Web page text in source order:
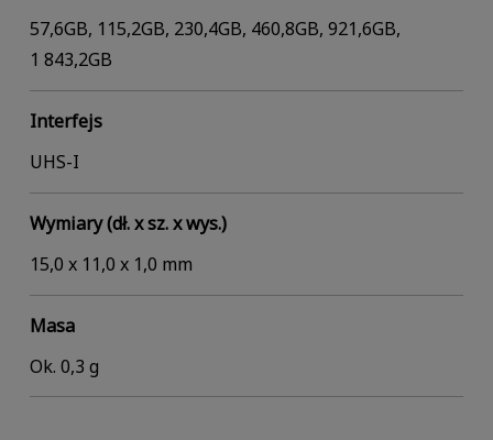
57,6GB, 115,2GB, 230,4GB, 460,8GB, 921,6GB,
1 843,2GB
Interfejs
UHS-I
Wymiary (dł. x sz. x wys.)
15,0 x 11,0 x 1,0 mm
Masa
Ok. 0,3 g